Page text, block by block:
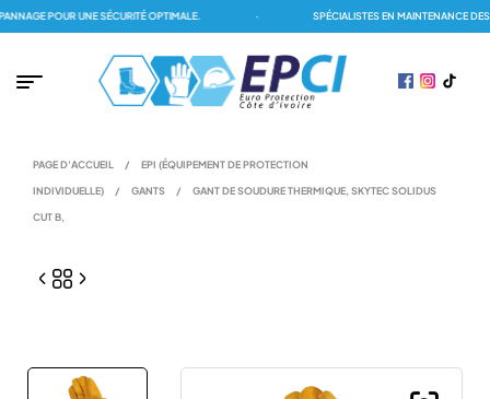
POUR UNE SÉCURITÉ OPTIMALE. SPÉCIALISTES EN MAINTENANCE DES
PAGE D'ACCUEIL / EPI (ÉQUIPEMENT DE PROTECTION
INDIVIDUELLE) / GANTS / GANT DE SOUDURE THERMIQUE, SKYTEC SOLIDUS
CUT B,